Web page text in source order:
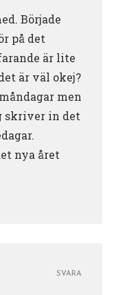
Började
på det
är lite
är väl okej?
men
skriver in det
nya året
SVARA